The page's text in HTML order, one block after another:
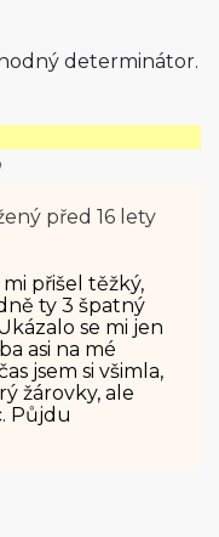
determinátor.
před 16 lety
přišel těžký,
ty 3 špatný
se mi jen
asi na mé
jsem si všimla,
žárovky, ale
Půjdu